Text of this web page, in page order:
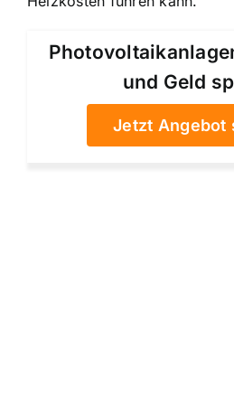
und Geld
Jetzt Angebot